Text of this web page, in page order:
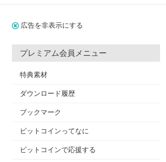
広告を非表示にする
プレミアム会員メニュー
特典素材
ダウンロード履歴
ブックマーク
ビットコインってなに
ビットコインで応援する